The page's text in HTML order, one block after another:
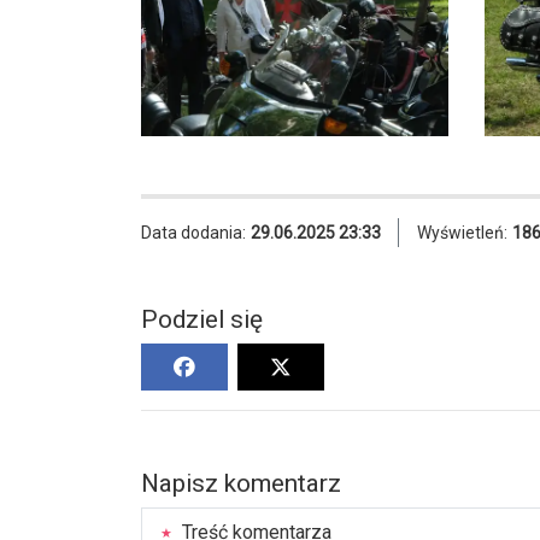
Data dodania: 29.06.2025 23:33 Wyświetleń: 186
Podziel się
Napisz komentarz
Treść komentarza